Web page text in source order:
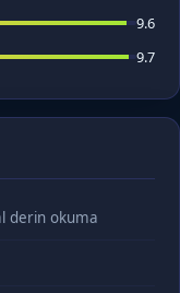
9.6
9.7
derin okuma